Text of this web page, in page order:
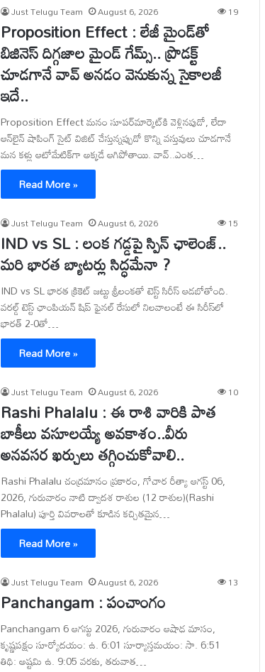
Just Telugu Team August 6, 2026 19
Proposition Effect : లేజీ మైండ్‌తో
బిజినెస్ దిగ్గజాల మైండ్ గేమ్స్.. ప్రొడక్ట్
చూడగానే వావ్ అనడం వెనుకున్న సైకాలజీ
ఇదే..
Proposition Effect మనం సూపర్‌మార్కెట్‌కి వెళ్లినపుడో, లేదా
ఆన్‌లైన్ షాపింగ్ సైట్‌ విజిట్ చేస్తున్నప్పుడో కొన్ని వస్తువులు చూడగానే
మన కళ్లు ఆటోమేటిక్‌గా అక్కడే ఆగిపోతాయి. వావ్..ఎంత…
Read More »
Just Telugu Team August 6, 2026 15
IND vs SL : లంక గడ్డపై స్పిన్ ఛాలెంజ్..
మరి భారత బ్యాటర్లు సిద్ధమేనా ?
IND vs SL భారత క్రికెట్ జట్టు శ్రీలంకతో టెస్ట్ సిరీస్ ఆడబోతోంది.
వరల్డ్ టెస్ట్ ఛాంపియన్ షిప్ ఫైనల్ రేసులో నిలవాలంటే ఈ సిరీస్‌లో
భారత్ 2-0తో…
Read More »
Just Telugu Team August 6, 2026 10
Rashi Phalalu : ఈ రాశి వారికి పాత
బాకీలు వసూలయ్యే అవకాశం..వీరు
అనవసర ఖర్చులు తగ్గించుకోవాలి..
Rashi Phalalu చంద్రమానం ప్రకారం, గోచార రీత్యా ఆగస్ట్ 06,
2026, గురువారం నాటి ద్వాదశ రాశుల (12 రాశుల)(Rashi
Phalalu) పూర్తి వివరాలతో కూడిన కచ్చితమైన…
Read More »
Just Telugu Team August 6, 2026 13
Panchangam : పంచాంగం
Panchangam 6 ఆగస్టు 2026, గురువారం ఆషాఢ మాసం,
కృష్ణపక్షం సూర్యోదయం: ఉ. 6:01 సూర్యాస్తమయం: సా. 6:51
తిథి: అష్టమి ఉ. 9:05 వరకు, తరువాత…